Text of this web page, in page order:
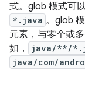
式。glob 模式可
*.java 。glob
元素，与零个或
如，
java/**/
java/com/